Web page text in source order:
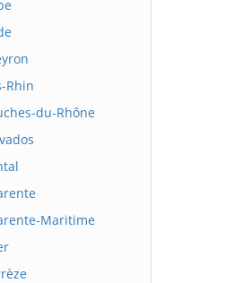
Rhin
du-Rhône
Maritime